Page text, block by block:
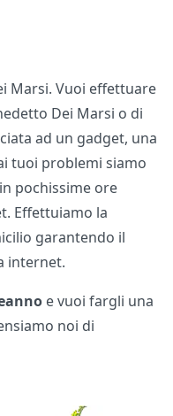
Marsi. Vuoi effettuare
Dei Marsi o di
ad un gadget, una
tuoi problemi siamo
pochissime ore
Effettuiamo la
garantendo il
internet.
e vuoi fargli una
noi di